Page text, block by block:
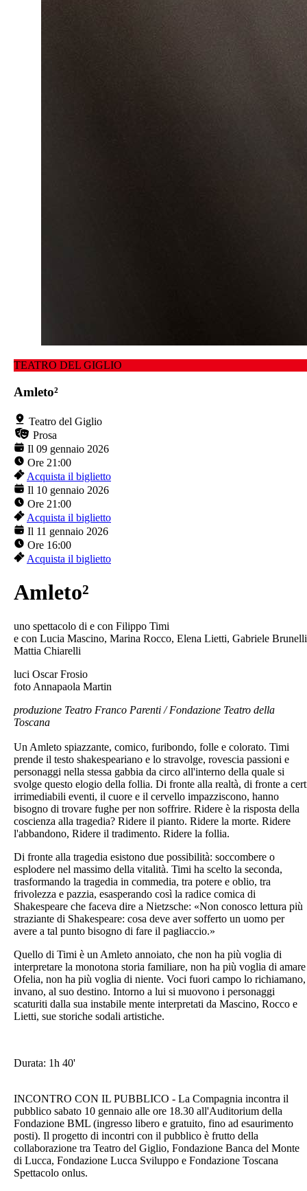
TEATRO DEL GIGLIO
Amleto²
Teatro del Giglio
Prosa
Il 09 gennaio 2026
Ore 21:00
Acquista il biglietto
Il 10 gennaio 2026
Ore 21:00
Acquista il biglietto
Il 11 gennaio 2026
Ore 16:00
Acquista il biglietto
Amleto²
uno spettacolo di e con Filippo Timi
e con Lucia Mascino, Marina Rocco, Elena Lietti, Gabriele
Mattia Chiarelli
luci Oscar Frosio
foto Annapaola Martin
produzione Teatro Franco Parenti / Fondazione Teatro della
Toscana
Un Amleto spiazzante, comico, furibondo, folle e colorato. Timi
prende il testo shakespeariano e lo stravolge, rovescia passioni e
personaggi nella stessa gabbia da circo all'interno della quale si
svolge questo elogio della follia. Di fronte alla realtà, di fronte a
irrimediabili eventi, il cuore e il cervello impazziscono, hanno
bisogno di trovare fughe per non soffrire. Ridere è la risposta della
coscienza alla tragedia? Ridere il pianto. Ridere la morte. Ridere
l'abbandono, Ridere il tradimento. Ridere la follia.
Di fronte alla tragedia esistono due possibilità: soccombere o
esplodere nel massimo della vitalità. Timi ha scelto la seconda,
trasformando la tragedia in commedia, tra potere e oblio, tra
frivolezza e pazzia, esasperando così la radice comica di
Shakespeare che faceva dire a Nietzsche: «Non conosco lettura più
straziante di Shakespeare: cosa deve aver sofferto un uomo per
avere a tal punto bisogno di fare il pagliaccio.»
Quello di Timi è un Amleto annoiato, che non ha più voglia di
interpretare la monotona storia familiare, non ha più voglia di amare
Ofelia, non ha più voglia di niente. Voci fuori campo lo richiamano,
invano, al suo destino. Intorno a lui si muovono i personaggi
scaturiti dalla sua instabile mente interpretati da Mascino, Rocco e
Lietti, sue storiche sodali artistiche.
Durata: 1h 40'
INCONTRO CON IL PUBBLICO - La Compagnia incontra il
pubblico sabato 10 gennaio alle ore 18.30 all'Auditorium della
Fondazione BML (ingresso libero e gratuito, fino ad esaurimento
posti). Il progetto di incontri con il pubblico è frutto della
collaborazione tra Teatro del Giglio, Fondazione Banca del Monte
di Lucca, Fondazione Lucca Sviluppo e Fondazione Toscana
Spettacolo onlus.